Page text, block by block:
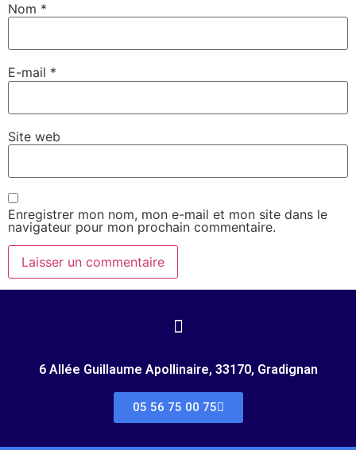
Nom *
E-mail *
Site web
Enregistrer mon nom, mon e-mail et mon site dans le
navigateur pour mon prochain commentaire.
6 Allée Guillaume Apollinaire, 33170, Gradignan
05 56 75 00 75